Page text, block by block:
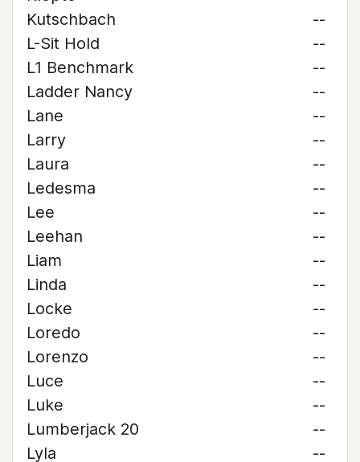
Kutschbach
--
L-Sit Hold
--
L1 Benchmark
--
Ladder Nancy
--
Lane
--
Larry
--
Laura
--
Ledesma
--
Lee
--
Leehan
--
Liam
--
Linda
--
Locke
--
Loredo
--
Lorenzo
--
Luce
--
Luke
--
Lumberjack 20
--
Lyla
--